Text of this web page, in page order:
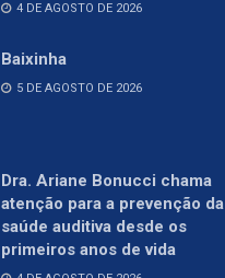
4 DE AGOSTO DE 2026
Baixinha
5 DE AGOSTO DE 2026
Dra. Ariane Bonucci chama
atenção para a prevenção da
saúde auditiva desde os
primeiros anos de vida